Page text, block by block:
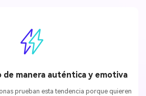
manera auténtica y emotiva
prueban esta tendencia porque quieren